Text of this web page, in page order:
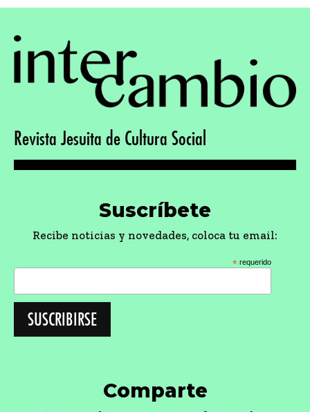
Revista Jesuita de Cultura Social
Suscríbete
Recibe noticias y novedades, coloca tu email:
* requerido
Comparte